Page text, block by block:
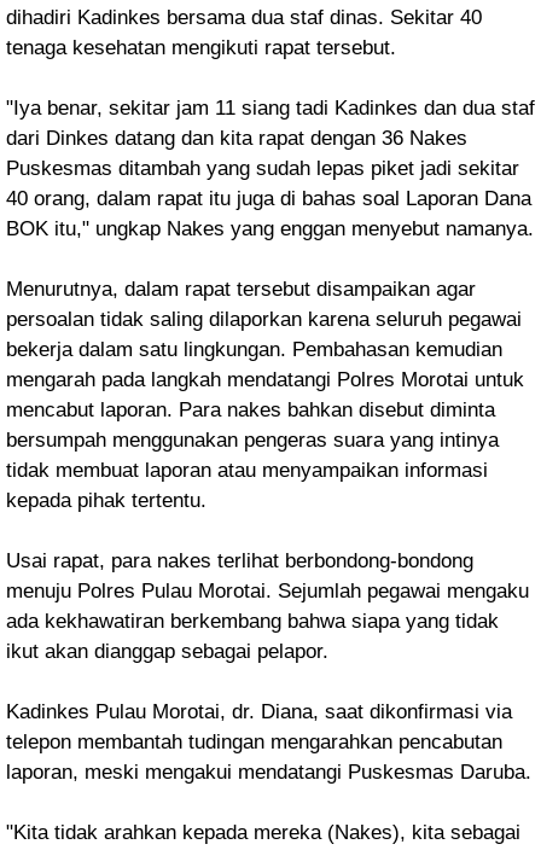
dihadiri Kadinkes bersama dua staf dinas. Sekitar 40
tenaga kesehatan mengikuti rapat tersebut.
"Iya benar, sekitar jam 11 siang tadi Kadinkes dan dua staf
dari Dinkes datang dan kita rapat dengan 36 Nakes
Puskesmas ditambah yang sudah lepas piket jadi sekitar
40 orang, dalam rapat itu juga di bahas soal Laporan Dana
BOK itu," ungkap Nakes yang enggan menyebut namanya.
Menurutnya, dalam rapat tersebut disampaikan agar
persoalan tidak saling dilaporkan karena seluruh pegawai
bekerja dalam satu lingkungan. Pembahasan kemudian
mengarah pada langkah mendatangi Polres Morotai untuk
mencabut laporan. Para nakes bahkan disebut diminta
bersumpah menggunakan pengeras suara yang intinya
tidak membuat laporan atau menyampaikan informasi
kepada pihak tertentu.
Usai rapat, para nakes terlihat berbondong-bondong
menuju Polres Pulau Morotai. Sejumlah pegawai mengaku
ada kekhawatiran berkembang bahwa siapa yang tidak
ikut akan dianggap sebagai pelapor.
Kadinkes Pulau Morotai, dr. Diana, saat dikonfirmasi via
telepon membantah tudingan mengarahkan pencabutan
laporan, meski mengakui mendatangi Puskesmas Daruba.
"Kita tidak arahkan kepada mereka (Nakes), kita sebagai